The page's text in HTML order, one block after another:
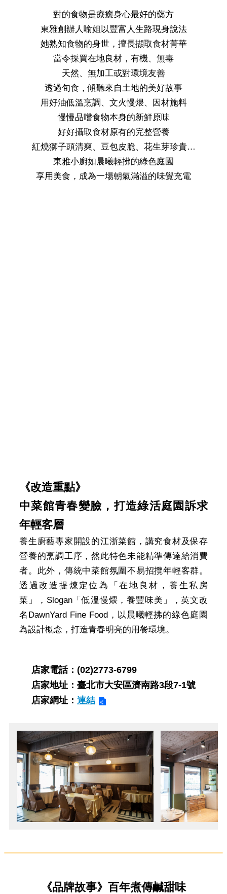
對的食物是療癒身心最好的藥方
東雅創辦人喻姐以豐富人生路現身說法
她熟知食物的身世，擅長擷取食材菁華
當令採買在地良材，有機、無毒
天然、無加工或對環境友善
透過旬食，傾聽來自土地的美好故事
用好油低溫烹調、文火慢煨、因材施料
慢慢品嚐食物本身的新鮮原味
好好攝取食材原有的完整營養
紅燒獅子頭清爽、豆包皮脆、花生芽珍貴…
東雅小廚如晨曦輕拂的綠色庭園
享用美食，成為一場朝氣滿溢的味覺充電
《改造重點》
中菜館青春變臉，打造綠活庭園訴求
年輕客層
養生廚藝專家開設的江浙菜館，講究食材及保存
營養的烹調工序，然此特色未能精準傳達給消費
者。此外，傳統中菜館氛圍不易招攬年輕客群。
透過改造提煉定位為「在地良材，養生私房
菜」，Slogan「低溫慢煨，養豐味美」，英文改
名DawnYard Fine Food，以晨曦輕拂的綠色庭園
為設計概念，打造青春明亮的用餐環境。
店家電話：(02)2773-6799
店家地址：臺北市大安區濟南路3段7-1號
店家網址： 連結
《品牌故事》百年煮傳鹹甜味